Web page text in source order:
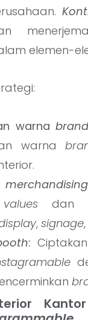
elemen-
warnabrand
warna
, signage
: